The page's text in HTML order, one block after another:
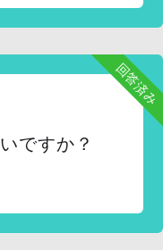
回答済み
ですか？